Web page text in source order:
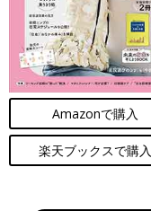
Amazonで購入
楽天ブックスで購入